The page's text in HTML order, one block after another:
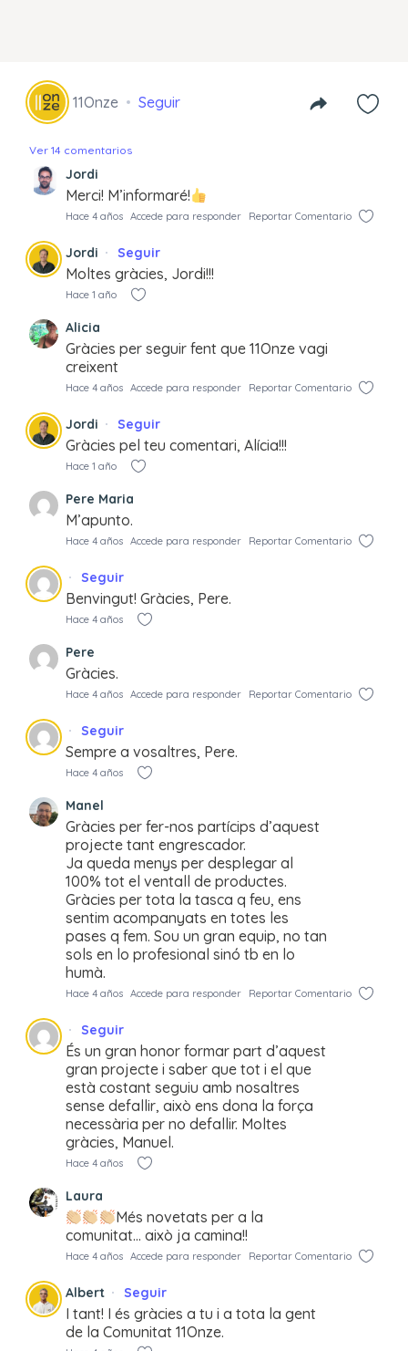
11Onze Seguir
Ver 14 comentarios
Jordi
Merci! M’informaré!
Hace 4 años Accede para responder Reportar Comentario
Jordi Seguir
Moltes gràcies, Jordi!!!
Hace 1 año
Alicia
Gràcies per seguir fent que 11Onze vagi
creixent
Hace 4 años Accede para responder Reportar Comentario
Jordi Seguir
Gràcies pel teu comentari, Alícia!!!
Hace 1 año
Pere Maria
M’apunto.
Hace 4 años Accede para responder Reportar Comentario
Seguir
Benvingut! Gràcies, Pere.
Hace 4 años
Pere
Gràcies.
Hace 4 años Accede para responder Reportar Comentario
Seguir
Sempre a vosaltres, Pere.
Hace 4 años
Manel
Gràcies per fer-nos partícips d’aquest
projecte tant engrescador.
Ja queda menys per desplegar al
100% tot el ventall de productes.
Gràcies per tota la tasca q feu, ens
sentim acompanyats en totes les
pases q fem. Sou un gran equip, no tan
sols en lo profesional sinó tb en lo
humà.
Hace 4 años Accede para responder Reportar Comentario
Seguir
És un gran honor formar part d’aquest
gran projecte i saber que tot i el que
està costant seguiu amb nosaltres
sense defallir, això ens dona la força
necessària per no defallir. Moltes
gràcies, Manuel.
Hace 4 años
Laura
Més novetats per a la
comunitat… això ja camina!!
Hace 4 años Accede para responder Reportar Comentario
Albert Seguir
I tant! I és gràcies a tu i a tota la gent
de la Comunitat 11Onze.